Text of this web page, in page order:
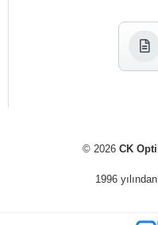
© 2026 CK
1996